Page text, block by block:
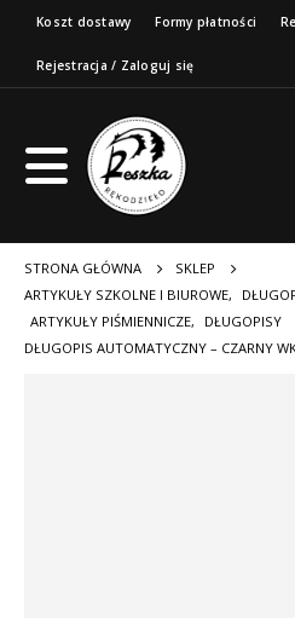
Koszt dostawy Formy płatności
Rejestracja / Zaloguj się
STRONA GŁÓWNA
SKLEP
ARTYKUŁY SZKOLNE I BIUROWE,
ARTYKUŁY PIŚMIENNICZE,
DŁUGOPISY
DŁUGOPIS AUTOMATYCZNY – CZARNY